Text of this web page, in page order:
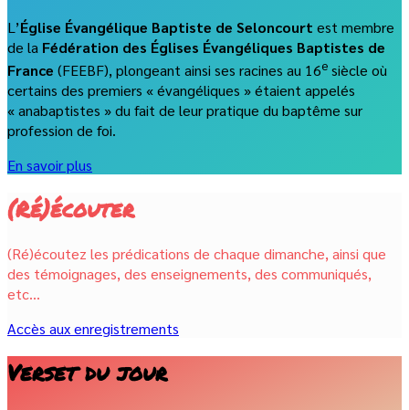
L’Église Évangélique Baptiste de Seloncourt est membre
de la Fédération des Églises Évangéliques Baptistes de
France (FEEBF), plongeant ainsi ses racines au 16e siècle où
certains des premiers « évangéliques » étaient appelés
« anabaptistes » du fait de leur pratique du baptême sur
profession de foi.
En savoir plus
(Ré)écouter
(Ré)écoutez les prédications de chaque dimanche, ainsi que
des témoignages, des enseignements, des communiqués,
etc…
Accès aux enregistrements
Verset du jour